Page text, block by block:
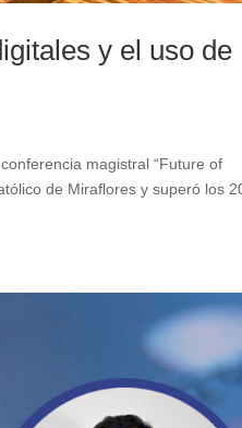
y el uso de
magistral “Future of
de Miraflores y superó los